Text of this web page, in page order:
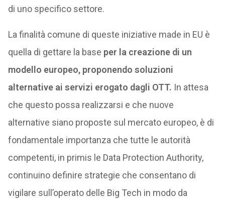
di uno specifico settore.
La finalità comune di queste iniziative made in EU è
quella di gettare la base per la creazione di un
modello europeo, proponendo soluzioni
alternative ai servizi erogato dagli OTT. In attesa
che questo possa realizzarsi e che nuove
alternative siano proposte sul mercato europeo, è di
fondamentale importanza che tutte le autorità
competenti, in primis le Data Protection Authority,
continuino definire strategie che consentano di
vigilare sull’operato delle Big Tech in modo da